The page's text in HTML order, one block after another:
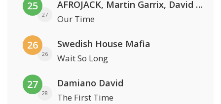
25
27
AFROJACK, Martin Garrix, David Guetta & Amél
Our Time
26
26
Swedish House Mafia
Wait So Long
27
28
Damiano David
The First Time